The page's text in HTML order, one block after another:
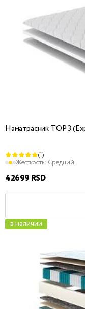
Наматрасник TOP 3
(1)
Жесткость: Средний
42699 RSD
в наличии